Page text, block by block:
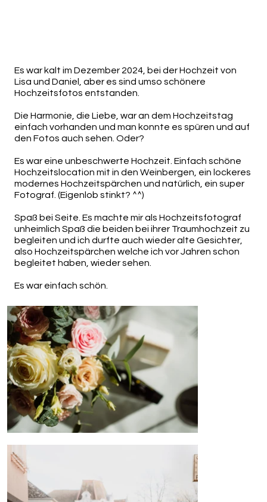
Es war kalt im Dezember 2024, bei der Hochzeit von
Lisa und Daniel, aber es sind umso schönere
Hochzeitsfotos entstanden.
Die Harmonie, die Liebe, war an dem Hochzeitstag
einfach vorhanden und man konnte es spüren und auf
den Fotos auch sehen. Oder?
Es war eine unbeschwerte Hochzeit. Einfach schöne
Hochzeitslocation mit in den Weinbergen, ein lockeres
modernes Hochzeitspärchen und natürlich, ein super
Fotograf. (Eigenlob stinkt? ^^)
Spaß bei Seite. Es machte mir als Hochzeitsfotograf
unheimlich Spaß die beiden bei ihrer Traumhochzeit zu
begleiten und ich durfte auch wieder alte Gesichter,
also Hochzeitspärchen welche ich vor Jahren schon
begleitet haben, wieder sehen.
Es war einfach schön.